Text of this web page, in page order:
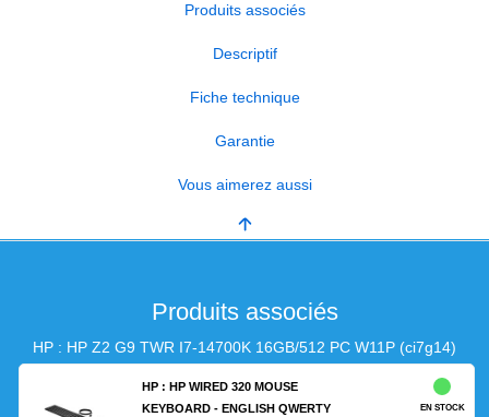
Produits associés
Descriptif
Fiche technique
Garantie
Vous aimerez aussi
Produits associés
HP : HP Z2 G9 TWR I7-14700K 16GB/512 PC W11P (ci7g14)
HP : HP WIRED 320 MOUSE
KEYBOARD - ENGLISH QWERTY
EN STOCK